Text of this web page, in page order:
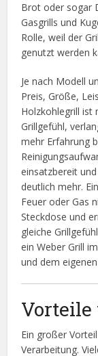
Brot oder sogar
Gasgrills und
Rolle, weil der
genutzt werden
Je nach Modell
Preis, Größe,
Holzkohlegrill ist
Grillgefühl,
mehr Erfahrung
einsatzbereit
deutlich mehr.
Feuer oder Gas
Steckdose und
gleiche
ein Weber Grill
und dem
Vorteile
Ein großer
Verarbeitung.